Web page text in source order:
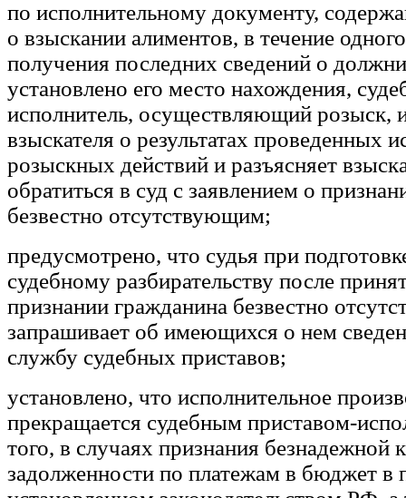
по исполнительному документу,
о взыскании алиментов, в течение
получения последних сведений о
установлено его место нахождения,
исполнитель, осуществляющий розыск,
взыскателя о результатах проведенных
розыскных действий и разъясняет
обратиться в суд с заявлением о
безвестно отсутствующим;
предусмотрено, что судья при
судебному разбирательству после
признании гражданина безвестно
запрашивает об имеющихся о нем
службу судебных приставов;
установлено, что исполнительное
прекращается судебным приставом-
того, в случаях признания безнадежной
задолженности по платежам в бюджет в